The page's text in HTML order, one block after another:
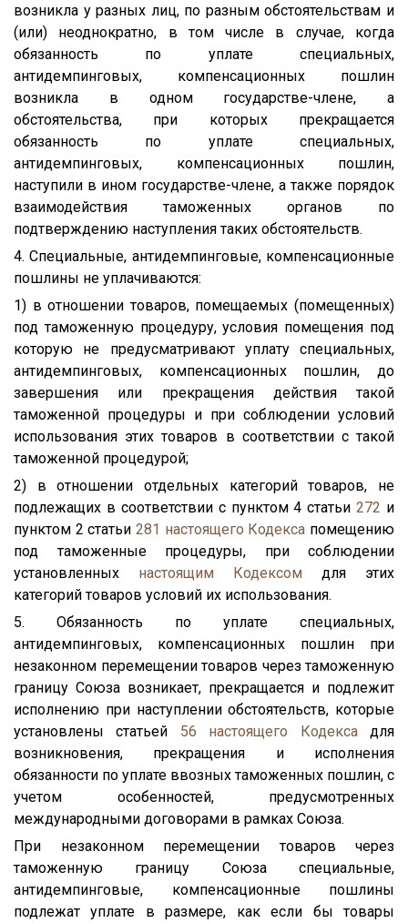
возникла у разных лиц, по разным обстоятельствам и
(или) неоднократно, в том числе в случае, когда
обязанность по уплате специальных,
антидемпинговых, компенсационных пошлин
возникла в одном государстве-члене, а
обстоятельства, при которых прекращается
обязанность по уплате специальных,
антидемпинговых, компенсационных пошлин,
наступили в ином государстве-члене, а также порядок
взаимодействия таможенных органов по
подтверждению наступления таких обстоятельств.
4. Специальные, антидемпинговые, компенсационные
пошлины не уплачиваются:
1) в отношении товаров, помещаемых (помещенных)
под таможенную процедуру, условия помещения под
которую не предусматривают уплату специальных,
антидемпинговых, компенсационных пошлин, до
завершения или прекращения действия такой
таможенной процедуры и при соблюдении условий
использования этих товаров в соответствии с такой
таможенной процедурой;
2) в отношении отдельных категорий товаров, не
подлежащих в соответствии с пунктом 4 статьи272 и
пунктом 2 статьи 281 настоящего Кодекса помещению
под таможенные процедуры, при соблюдении
установленных настоящим Кодексом для этих
категорий товаров условий их использования.
5. Обязанность по уплате специальных,
антидемпинговых, компенсационных пошлин при
незаконном перемещении товаров через таможенную
границу Союза возникает, прекращается и подлежит
исполнению при наступлении обстоятельств, которые
установлены статьей 56 настоящего Кодексадля
возникновения, прекращения и исполнения
обязанности по уплате ввозных таможенных пошлин, с
учетом особенностей, предусмотренных
международными договорами в рамках Союза.
При незаконном перемещении товаров через
таможенную границу Союза специальные,
антидемпинговые, компенсационные пошлины
подлежат уплате в размере, как если бы товары